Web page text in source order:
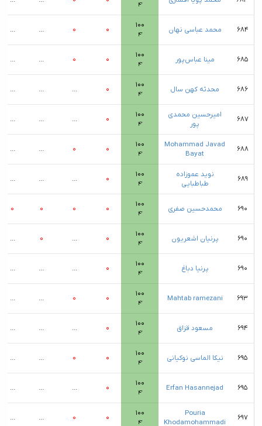
۴′
۶۸۴ محمد عباسی نهان ۱۰۰
۴′
۰ ۰ ...
...
۶۸۵ مینا عباس‌پور ۱۰۰
۴′
۰ ۰ ...
...
۶۸۶ محدثه کهن سال ۱۰۰
۴′
۰ ...
...
...
۶۸۷
امیرحسین محمدی
پور
۱۰۰
۴′
۰ ...
...
...
۶۸۸
Mohammad Javad
Bayat
۱۰۰
۴′
۰ ۰ ...
...
۶۸۹
نوید عموزاده
طباطبایی
۱۰۰
۴′
۰ ...
...
...
۶۹۰ محمدحسین صفری ۱۰۰
۴′
۰ ۰ ۰ ۰
۶۹۰ پرنیان اشعریون ۱۰۰
۴′
۰ ... ۰ ...
۶۹۰ پرنیا دباغ ۱۰۰
۴′
۰ ...
...
...
۶۹۳ Mahtab ramezani ۱۰۰
۴′
۰ ۰ ...
...
۶۹۴ مسعود قزاق ۱۰۰
۴′
۰ ...
...
...
۶۹۵ نیکا الماسی نوکیانی ۱۰۰
۴′
۰ ۰ ...
...
۶۹۵ Erfan Hasannejad ۱۰۰
۴′
۰ ...
...
...
۶۹۷
Pouria
Khodamohammadi
۱۰۰
۴′
۰ ۰ ...
...